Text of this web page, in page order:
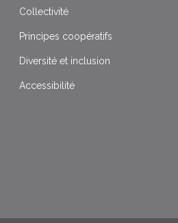
Collectivité
Principes coopératifs
Diversité et inclusion
Accessibilité